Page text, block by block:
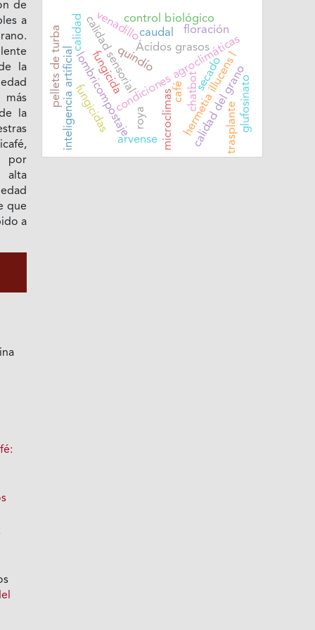
de
a
la
la
por
alta
que
a
Ácidos grasos
condiciones agroclimáticas
calidad sensorial
quindío hermetia illucens l
lombricompostaje roya
fungicida chatbot
inteligencia artificial microclimas calidad del grano
café
arvense
venadillo
glufosinato
control biológico
calidad caudal
pellets de turba
trasplante
fungicidas
floración
secado